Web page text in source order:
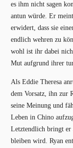
es ihm nicht sagen
antun würde. Er
erwidert, dass sie
endlich wehren zu
wohl ist ihr dabei
Mut aufgrund ihrer
Als Eddie Theresa
dem Vorsatz, ihn zur
seine Meinung und
Leben in Chino
Letztendlich bringt er
bleiben wird. Ryan